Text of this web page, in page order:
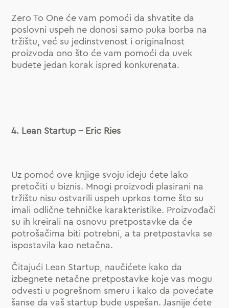
Zero To One će vam pomoći da shvatite da
poslovni uspeh ne donosi samo puka borba na
tržištu, već su jedinstvenost i originalnost
proizvoda ono što će vam pomoći da uvek
budete jedan korak ispred konkurenata.
4. Lean Startup – Eric Ries
Uz pomoć ove knjige svoju ideju ćete lako
pretočiti u biznis. Mnogi proizvodi plasirani na
tržištu nisu ostvarili uspeh uprkos tome što su
imali odlične tehničke karakteristike. Proizvođači
su ih kreirali na osnovu pretpostavke da će
potrošačima biti potrebni, a ta pretpostavka se
ispostavila kao netačna.
Čitajući Lean Startup, naučićete kako da
izbegnete netačne pretpostavke koje vas mogu
odvesti u pogrešnom smeru i kako da povećate
šanse da vaš startup bude uspešan. Jasnije ćete